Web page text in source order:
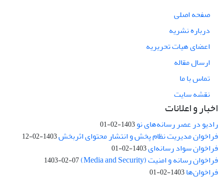
صفحه اصلی
درباره نشریه
اعضای هیات تحریریه
ارسال مقاله
تماس با ما
نقشه سایت
اخبار و اعلانات
رادیو در عصر رسانه‌های نو1403-02-01
فراخوان مدیریت نظام پخش و انتشار محتوای اثربخش1403-02-12
فراخوان سواد رسانه‌ای1403-02-01
فراخوان رسانه و امنیت (Media and Security) 1403-02-07
فراخوان‌ها1403-02-01